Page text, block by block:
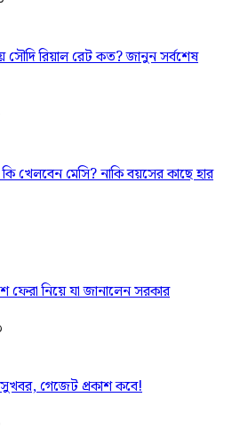
সৌদি রিয়াল রেট কত? জানুন সর্বশেষ
খেলবেন মেসি? নাকি বয়সের কাছে হার
ফেরা নিয়ে যা জানালেন সরকার
গেজেট প্রকাশ কবে!